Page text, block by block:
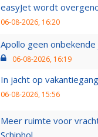
easyJet wordt
06-08-2026, 16:20
Apollo geen
06-08-2026, 16:19
In jacht op
06-08-2026, 15:56
Meer ruimte voor
Schiphol